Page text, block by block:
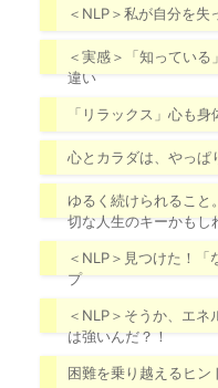
＜NLP＞私が自分を失
＜実感＞「知ってい
違い
「リラックス」心も
心とカラダは、やっぱ
ゆるく続けられるこ
切な人生のキーかもし
＜NLP＞見つけた！「
プ
＜NLP＞そうか、エネ
は強いんだ？！
困難を乗り越えるヒン